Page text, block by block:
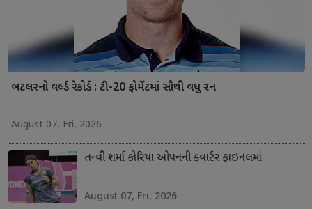
બટલરનો વર્લ્ડ રેકોર્ડ : ટી-20 ફોર્મેટમાં સૌથી વધુ રન
August 07, Fri, 2026
તન્વી શર્મા કોરિયા ઓપનની ક્વાર્ટર ફાઇનલમાં
August 07, Fri, 2026